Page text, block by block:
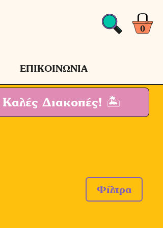
0
ΕΠΙΚΟΙΝΩΝΙΑ
Καλές Διακοπές! 🏝
Φίλτρα